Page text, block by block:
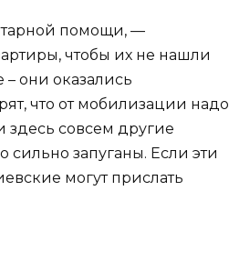
помощи, —
чтобы их не нашли
они оказались
что от мобилизации надо
здесь совсем другие
сильно запуганы. Если эти
могут прислать